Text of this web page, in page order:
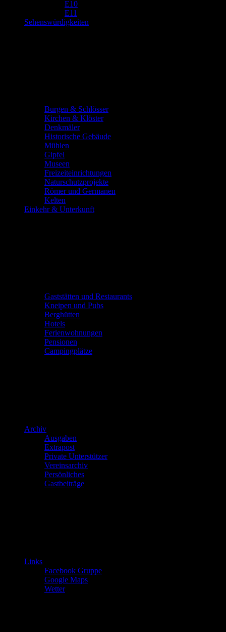
E10
E11
Sehenswürdigkeiten
Burgen & Schlösser
Kirchen & Klöster
Denkmäler
Historische Gebäude
Mühlen
Gipfel
Museen
Freizeiteinrichtungen
Naturschutzprojekte
Römer und Germanen
Kelten
Einkehr & Unterkunft
Gaststätten und Restaurants
Kneipen und Pubs
Berghütten
Hotels
Ferienwohnungen
Pensionen
Campingplätze
Archiv
Ausgaben
Extrapost
Private Unterstützer
Vereinsarchiv
Persönliches
Gastbeiträge
Links
Facebook Gruppe
Google Maps
Wetter